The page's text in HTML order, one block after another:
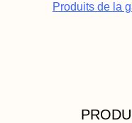
Produits de la